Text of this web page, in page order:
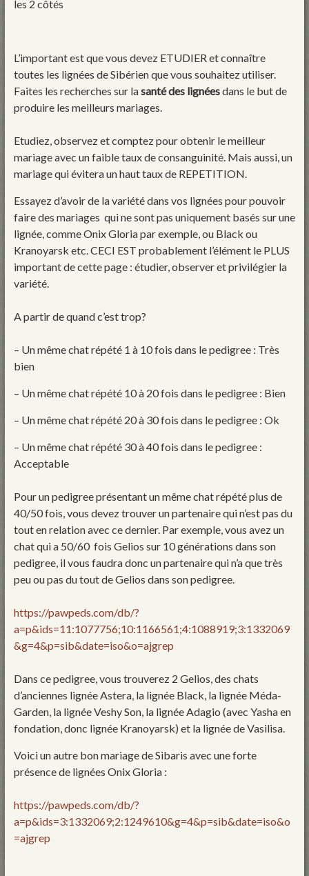
les 2 côtés
L’important est que vous devez ETUDIER et connaître
toutes les lignées de Sibérien que vous souhaitez utiliser.
Faites les recherches sur lasanté des lignéesdans le but de
produire les meilleurs mariages.
Etudiez, observez et comptez pour obtenir le meilleur
mariage avec un faible taux de consanguinité. Mais aussi, un
mariage qui évitera un haut taux de REPETITION.
Essayez d’avoir de la variété dans vos lignées pour pouvoir
faire des mariages qui ne sont pas uniquement basés sur une
lignée, comme Onix Gloria par exemple, ou Black ou
Kranoyarsk etc. CECI EST probablement l’élément le PLUS
important de cette page : étudier, observer et privilégier la
variété.
A partir de quand c’est trop?
– Un même chat répété 1 à 10 fois dans le pedigree : Très
bien
– Un même chat répété 10 à 20 fois dans le pedigree : Bien
– Un même chat répété 20 à 30 fois dans le pedigree : Ok
– Un même chat répété 30 à 40 fois dans le pedigree :
Acceptable
Pour un pedigree présentant un même chat répété plus de
40/50 fois, vous devez trouver un partenaire qui n’est pas du
tout en relation avec ce dernier. Par exemple, vous avez un
chat qui a 50/60 fois Gelios sur 10 générations dans son
pedigree, il vous faudra donc un partenaire qui n’a que très
peu ou pas du tout de Gelios dans son pedigree.
https://pawpeds.com/db/?
a=p&ids=11:1077756;10:1166561;4:1088919;3:1332069
&g=4&p=sib&date=iso&o=ajgrep
Dans ce pedigree, vous trouverez 2 Gelios, des chats
d’anciennes lignée Astera, la lignée Black, la lignée Méda-
Garden, la lignée Veshy Son, la lignée Adagio (avec Yasha en
fondation, donc lignée Kranoyarsk) et la lignée de Vasilisa.
Voici un autre bon mariage de Sibaris avec une forte
présence de lignées Onix Gloria :
https://pawpeds.com/db/?
a=p&ids=3:1332069;2:1249610&g=4&p=sib&date=iso&o
=ajgrep